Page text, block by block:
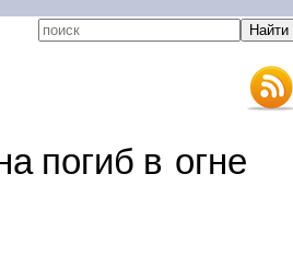
погиб в огне